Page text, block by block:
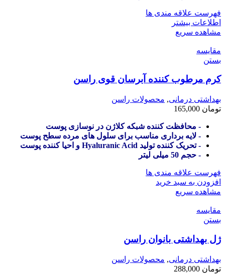
فهرست علاقه مندی ها
اطلاعات بیشتر
مشاهده سریع
مقایسه
بستن
کرم مرطوب کننده آبرسان قوی راسن
بهداشتی درمانی, محصولات راسن
تومان
- محافظت کننده شبکه کلاژن در نوسازی پوست
- لایه برداری مناسب برای سلول های مرده سطح پوست
- تحریک کننده تولید Hyaluranic Acid و احیا کننده پوست
- حجم 50 میلی لیتر
فهرست علاقه مندی ها
افزودن به سبد خرید
مشاهده سریع
مقایسه
بستن
ژل بهداشتی بانوان راسن
بهداشتی درمانی, محصولات راسن
تومان